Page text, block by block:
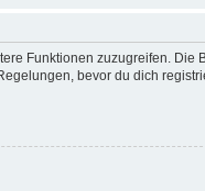
Funktionen zuzugreifen. Die
bevor du dich